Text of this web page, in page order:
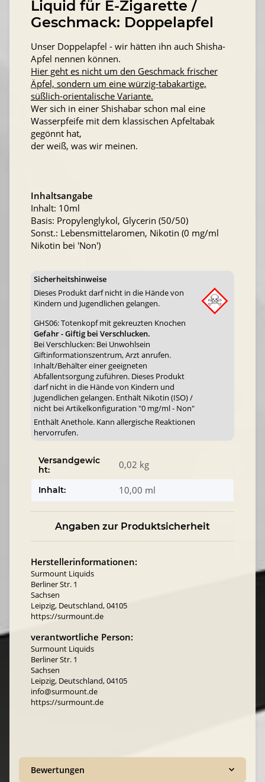
Liquid für E-Zigarette /
Geschmack: Doppelapfel
Unser Doppelapfel - wir hätten ihn auch Shisha-
Apfel nennen können.
Hier geht es nicht um den Geschmack frischer
Äpfel, sondern um eine würzig-tabakartige,
süßlich-orientalische Variante.
Wer sich in einer Shishabar schon mal eine
Wasserpfeife mit dem klassischen Apfeltabak
gegönnt hat,
der weiß, was wir meinen.
Inhaltsangabe
Inhalt: 10ml
Basis: Propylenglykol, Glycerin (50/50)
Sonst.: Lebensmittelaromen, Nikotin (0 mg/ml
Nikotin bei 'Non')
Sicherheitshinweise
Dieses Produkt darf nicht in die Hände von
Kindern und Jugendlichen gelangen.
GHS06: Totenkopf mit gekreuzten Knochen
Gefahr - Giftig bei Verschlucken.
Bei Verschlucken: Bei Unwohlsein
Giftinformationszentrum, Arzt anrufen.
Inhalt/Behälter einer geeigneten
Abfallentsorgung zuführen. Dieses Produkt
darf nicht in die Hände von Kindern und
Jugendlichen gelangen. Enthält Nikotin (ISO) /
nicht bei Artikelkonfiguration "0 mg/ml - Non"
Enthält Anethole. Kann allergische Reaktionen
hervorrufen.
Versandgewic
ht:
0,02 kg
Inhalt: 10,00 ml
Angaben zur Produktsicherheit
Herstellerinformationen:
Surmount Liquids
Berliner Str. 1
Sachsen
Leipzig, Deutschland, 04105
https://surmount.de
verantwortliche Person:
Surmount Liquids
Berliner Str. 1
Sachsen
Leipzig, Deutschland, 04105
info@surmount.de
https://surmount.de
Bewertungen